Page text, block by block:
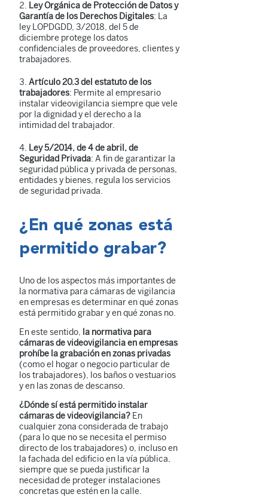
Ley Orgánica de Protección de Datos y
Garantía de los Derechos Digitales: La
ley LOPDGDD, 3/2018, del 5 de
diciembre protege los datos
confidenciales de proveedores, clientes y
trabajadores.
Artículo 20.3 del estatuto de los
trabajadores: Permite al empresario
instalar videovigilancia siempre que vele
por la dignidad y el derecho a la
intimidad del trabajador.
Ley 5/2014, de 4 de abril, de
Seguridad Privada: A fin de garantizar la
seguridad pública y privada de personas,
entidades y bienes, regula los servicios
de seguridad privada.
¿En qué zonas está
permitido grabar?
Uno de los aspectos más importantes de
la normativa para cámaras de vigilancia
en empresas es determinar en qué zonas
está permitido grabar y en qué zonas no.
En este sentido, la normativa para
cámaras de videovigilancia en empresas
prohíbe la grabación en zonas privadas
(como el hogar o negocio particular de
los trabajadores), los baños o vestuarios
y en las zonas de descanso.
¿Dónde sí está permitido instalar
cámaras de videovigilancia? En
cualquier zona considerada de trabajo
(para lo que no se necesita el permiso
directo de los trabajadores) o, incluso en
la fachada del edificio en la vía pública,
siempre que se pueda justificar la
necesidad de proteger instalaciones
concretas que estén en la calle.